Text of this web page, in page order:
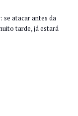
se atacar antes da
tarde, já estará